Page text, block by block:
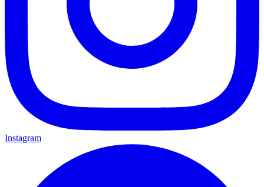
Instagram